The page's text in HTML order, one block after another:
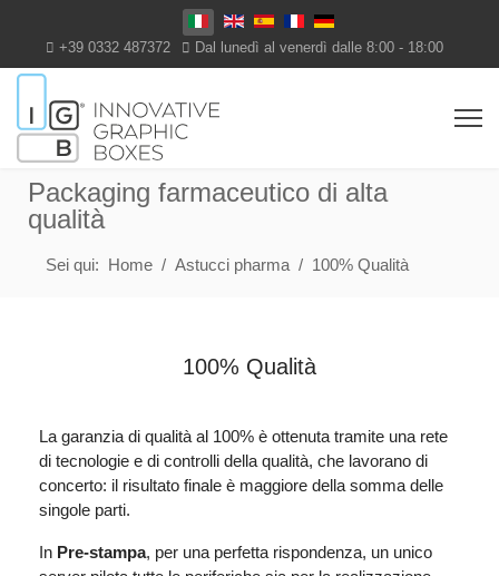
Seleziona la tua lingua
+39 0332 487372 Dal lunedì al venerdì dalle 8:00 - 18:00
Packaging farmaceutico di alta
qualità
Sei qui: Home Astucci pharma 100% Qualità
100% Qualità
La garanzia di qualità al 100% è ottenuta tramite una rete
di tecnologie e di controlli della qualità, che lavorano di
concerto: il risultato finale è maggiore della somma delle
singole parti.
In Pre-stampa, per una perfetta rispondenza, un unico